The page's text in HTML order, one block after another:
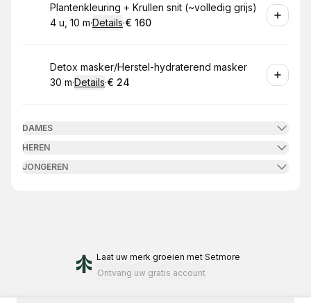
Boek
Plantenkleuring + Krullen snit (~volledig grijs)
. Duur :
4 u, 10 m·Details·
.Prijs:
€ 160
Boek
Detox masker/Herstel-hydraterend masker
.Duur:
30 m·Details·
.Prijs:
€ 24
DAMES
HEREN
JONGEREN
Laat uw merk groeien met Setmore
Ontvang uw gratis account